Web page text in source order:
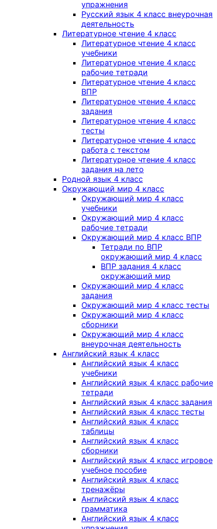
упражнения
Русский язык 4 класс внеурочная
деятельность
Литературное чтение 4 класс
Литературное чтение 4 класс
учебники
Литературное чтение 4 класс
рабочие тетради
Литературное чтение 4 класс
ВПР
Литературное чтение 4 класс
задания
Литературное чтение 4 класс
тесты
Литературное чтение 4 класс
работа с текстом
Литературное чтение 4 класс
задания на лето
Родной язык 4 класс
Окружающий мир 4 класс
Окружающий мир 4 класс
учебники
Окружающий мир 4 класс
рабочие тетради
Окружающий мир 4 класс ВПР
Тетради по ВПР
окружающий мир 4 класс
ВПР задания 4 класс
окружающий мир
Окружающий мир 4 класс
задания
Окружающий мир 4 класс тесты
Окружающий мир 4 класс
сборники
Окружающий мир 4 класс
внеурочная деятельность
Английский язык 4 класс
Английский язык 4 класс
учебники
Английский язык 4 класс рабочие
тетради
Английский язык 4 класс задания
Английский язык 4 класс тесты
Английский язык 4 класс
таблицы
Английский язык 4 класс
сборники
Английский язык 4 класс игровое
учебное пособие
Английский язык 4 класс
тренажёры
Английский язык 4 класс
грамматика
Английский язык 4 класс